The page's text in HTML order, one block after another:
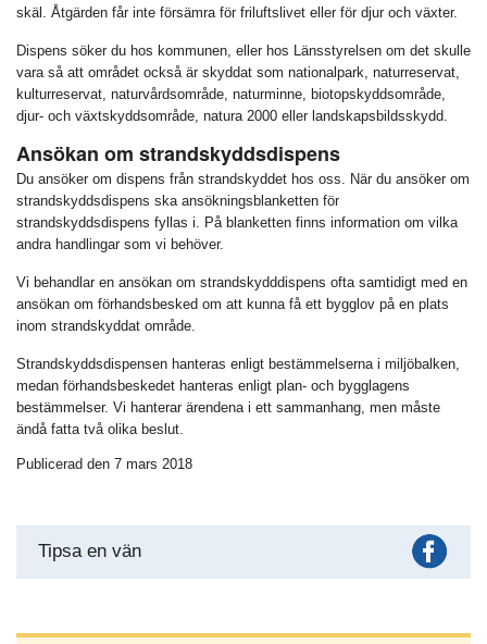
skäl. Åtgärden får inte försämra för friluftslivet eller för djur och växter.
Dispens söker du hos kommunen, eller hos Länsstyrelsen om det skulle
vara så att området också är skyddat som nationalpark, naturreservat,
kulturreservat, naturvårdsområde, naturminne, biotopskyddsområde,
djur- och växtskyddsområde, natura 2000 eller landskapsbildsskydd.
Ansökan om strandskyddsdispens
Du ansöker om dispens från strandskyddet hos oss. När du ansöker om
strandskyddsdispens ska ansökningsblanketten för
strandskyddsdispens fyllas i. På blanketten finns information om vilka
andra handlingar som vi behöver.
Vi behandlar en ansökan om strandskydddispens ofta samtidigt med en
ansökan om förhandsbesked om att kunna få ett bygglov på en plats
inom strandskyddat område.
Strandskyddsdispensen hanteras enligt bestämmelserna i miljöbalken,
medan förhandsbeskedet hanteras enligt plan- och bygglagens
bestämmelser. Vi hanterar ärendena i ett sammanhang, men måste
ändå fatta två olika beslut.
Publicerad den 7 mars 2018
Tipsa en vän